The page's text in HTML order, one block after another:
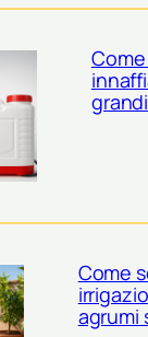
Come
agrumi